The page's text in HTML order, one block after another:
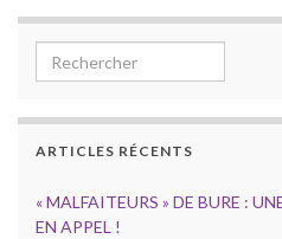
Search for:
ARTICLES RÉCENTS
« MALFAITEURS » DE BURE :
EN APPEL !